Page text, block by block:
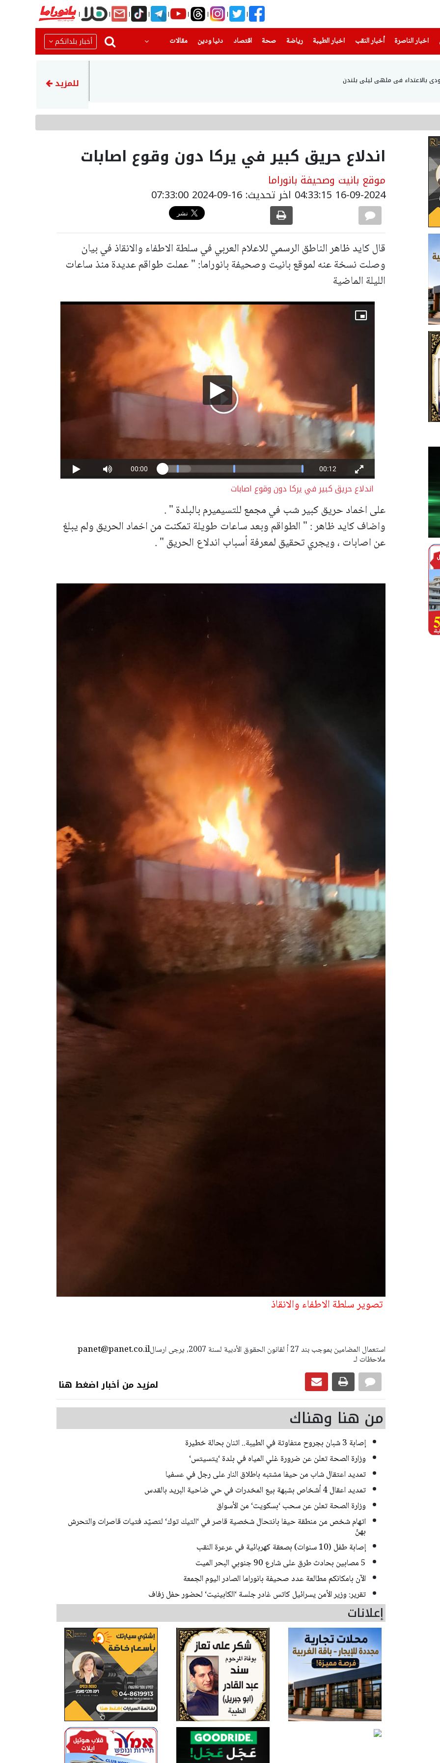
اخبار الناصرة
(current) أخبار النقب اخبار الطيبة(current) رياضة
(current) صحة(current) اقتصاد دنيا ودين
(current) مقالات أخبار بلداتكم
بالاعتداء في ملهى ليلي بلندن عراقجي يشيد بالجيش
للمزيد
اندلاع حريق كبير في يركا دون وقوع اصابات
موقع بانيت وصحيفة بانوراما
16-09-2024 04:33:15 اخر تحديث: 16-09-2024 07:33:00
قال كايد ظاهر الناطق الرسمي للاعلام العربي في سلطة الاطفاء والانقاذ في بيان
وصلت نسخة عنه لموقع بانيت وصحيفة بانوراما: " عملت طواقم عديدة منذ ساعات
الليلة الماضية
اندلاع حريق كبير في يركا دون وقوع اصابات
على اخماد حريق كبير شب في مجمع للتسيميرم بالبلدة " .
واضاف كايد ظاهر : " الطواقم وبعد ساعات طويلة تمكنت من اخماد الحريق ولم يبلغ
عن اصابات ، ويجري تحقيق لمعرفة أسباب اندلاع الحريق " .
تصوير سلطة الاطفاء والانقاذ
panet@panet.co.ilاستعمال المضامين بموجب بند 27 أ لقانون الحقوق الأدبية لسنة 2007، يرجى ارسال
ملاحظات لـ
لمزيد من أخبار اضغط هنا
من هنا وهناك
إصابة 3 شبان بجروح متفاوتة في الطيبة.. اثنان بحالة خطيرة
وزارة الصحة تعلن عن ضرورة غلي المياه في بلدة ‘يتسيتس‘
تمديد اعتقال شاب من حيفا مشتبه باطلاق النار على رجل في عسفيا
تمديد اعقال 4 أشخاص بشبهة بيع المخدرات في حي ضاحية البريد بالقدس
وزارة الصحة تعلن عن سحب ‘بسكويت‘ من الأسواق
اتهام شخص من منطقة حيفا بانتحال شخصية قاصر في ‘التيك توك‘ لتصيّد فتيات قاصرات والتحرش
بهنّ
إصابة طفل (10 سنوات) بصعقة كهربائية في عرعرة النقب
5 مصابين بحادث طرق على شارع 90 جنوبي البحر الميت
الآن بامكانكم مطالعة عدد صحيفة بانوراما الصادر اليوم الجمعة
تقرير: وزير الأمن يسرائيل كاتس غادر جلسة ‘الكابينيت‘ لحضور حفل زفاف
إعلانات